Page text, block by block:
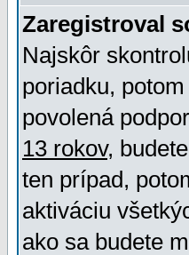
Zaregistroval
Najskôr
poriadku,
povolená
13 rokov,
ten prípad,
aktiváciu
ako sa budete